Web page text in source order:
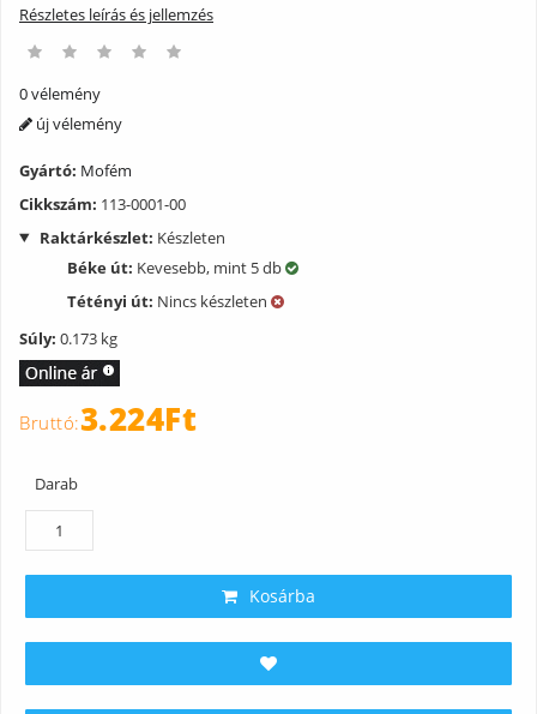
Részletes leírás és jellemzés
0 vélemény
új vélemény
Gyártó: Mofém
Cikkszám: 113-0001-00
Raktárkészlet: Készleten
Béke út: Kevesebb, mint 5 db
Tétényi út: Nincs készleten
Súly: 0.173 kg
3.224Ft
Darab
Kosárba